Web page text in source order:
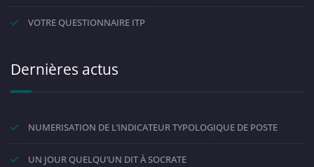
VOTRE QUESTIONNAIRE ITP
Dernières actus
NUMERISATION DE L’INDICATEUR TYPOLOGIQUE DE POSTE
UN JOUR QUELQU’UN DIT À SOCRATE